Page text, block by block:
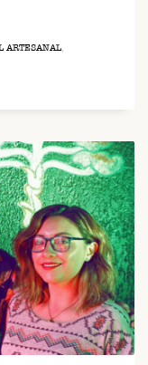
ARTESANAL,